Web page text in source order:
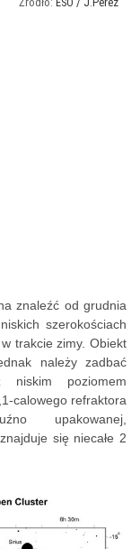
znaleźć od grudnia
szerokościach
w trakcie zimy. Obiekt
należy zadbać
poziomem
calowego refraktora
upakowanej,
się niecałe 2